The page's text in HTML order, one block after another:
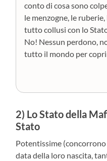
conto di cosa sono
le menzogne, le
tutto collusi con lo
No! Nessun perdono,
tutto il mondo per
2) Lo Stato della
Stato
Potentissime (concorrono
data della loro nascita,